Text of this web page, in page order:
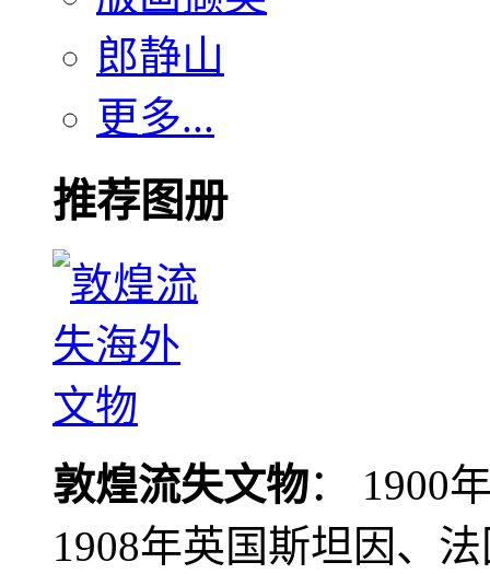
郎静山
更多...
推荐图册
敦煌流失文物： 1900
1908年英国斯坦因、